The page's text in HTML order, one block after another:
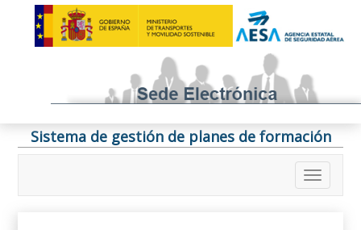
Sistema de gestión de planes de formación